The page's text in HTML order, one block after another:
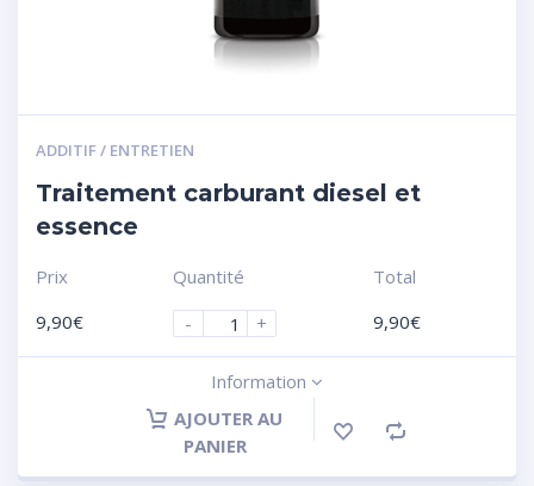
ADDITIF / ENTRETIEN
Traitement carburant diesel et
essence
Prix
9,90€
Quantité
-
+
Total
9,90€
Information
AJOUTER AU
PANIER